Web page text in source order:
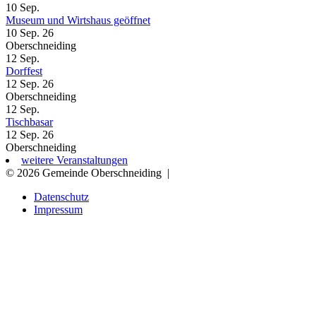
10 Sep.
Museum und Wirtshaus geöffnet
10 Sep. 26
Oberschneiding
12 Sep.
Dorffest
12 Sep. 26
Oberschneiding
12 Sep.
Tischbasar
12 Sep. 26
Oberschneiding
weitere Veranstaltungen
© 2026 Gemeinde Oberschneiding |
Datenschutz
Impressum